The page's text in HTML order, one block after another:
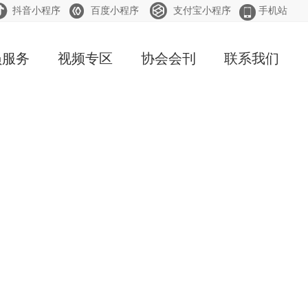
抖音小程序  百度小程序  支付宝小程序  手机站
务 视频专区 协会会刊 联系我们